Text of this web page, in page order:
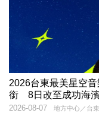
2026台東最美星空
銜 8日改至成功海
地方中心／台
2026-08-07